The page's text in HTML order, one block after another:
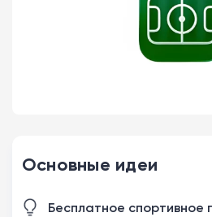
Основные идеи
Бесплатное спортивное